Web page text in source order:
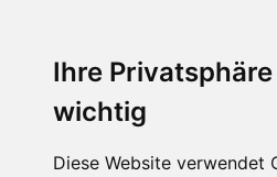
Ihre
wichtig
Diese Website verwendet